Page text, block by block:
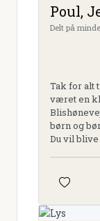
Poul,
Delt på
Tak for alt
været en
børn og
Du vil